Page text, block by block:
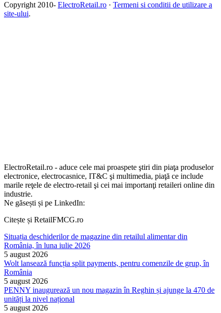
Copyright 2010- ElectroRetail.ro · Termeni si conditii de utilizare a
site-ului.
ElectroRetail.ro - aduce cele mai proaspete ştiri din piaţa produselor
electronice, electrocasnice, IT&C şi multimedia, piaţă ce include
marile reţele de electro-retail şi cei mai importanţi retaileri online din
industrie.
Ne găsești și pe LinkedIn:
Citește și RetailFMCG.ro
Situația deschiderilor de magazine din retailul alimentar din
România, în luna iulie 2026
5 august 2026
Wolt lansează funcția split payments, pentru comenzile de grup, în
România
5 august 2026
PENNY inaugurează un nou magazin în Reghin și ajunge la 470 de
unități la nivel național
5 august 2026